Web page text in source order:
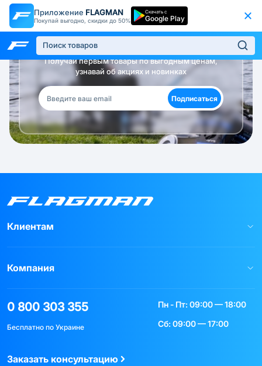
Приложение FLAGMAN
Покупай выгодно, скидки до 50%
Скачать с
Google Play
Будь в курсе!
Получай первым товары по выгодным ценам,
узнавай об акциях и новинках
Подписаться
Клиентам
Компания
0 800 303 355
Бесплатно по Украине
Пн - Пт: 09:00 — 18:00
Сб: 09:00 — 17:00
Заказать консультацию